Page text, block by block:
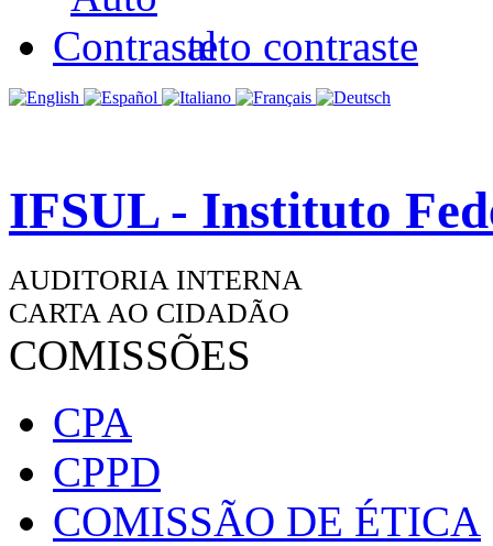
alto contraste
IFSUL - Instituto
AUDITORIA INTERNA
CARTA AO CIDADÃO
COMISSÕES
CPA
CPPD
COMISSÃO DE ÉTICA